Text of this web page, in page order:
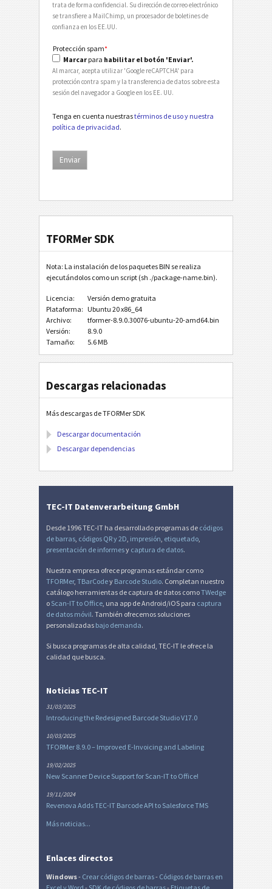
trata de forma confidencial. Su dirección de correo electrónico
se transfiere a MailChimp, un procesador de boletines de
confianza en los EE.UU.
Protección spam*
Marcar para habilitar el botón 'Enviar'.
Al marcar, acepta utilizar 'Google reCAPTCHA' para
protección contra spam y la transferencia de datos sobre esta
sesión del navegador a Google en los EE. UU.
Tenga en cuenta nuestrastérminos de uso y nuestra
política de privacidad.
TFORMer SDK
Nota: La instalación de los paquetes BIN se realiza
ejecutándolos como un script (sh ./package-name.bin).
Licencia:
Versión demo gratuita
Plataforma: Ubuntu 20 x86_64
Archivo:
tformer-8.9.0.30076-ubuntu-20-amd64.bin
Versión:
8.9.0
Tamaño:
5.6 MB
Descargas relacionadas
Más descargas de TFORMer SDK
Descargar documentación
Descargar dependencias
TEC-IT Datenverarbeitung GmbH
Desde 1996 TEC-IT ha desarrollado programas de códigos
de barras códigos QR y 2D impresión etiquetado
presentación de informesy captura de datos.
Nuestra empresa ofrece programas estándar como
TFORMer, TBarCodey Barcode Studio. Completan nuestro
catálogo herramientas de captura de datos comoTWedge
o Scan-IT to Office , una app de Android/iOS para captura
de datos móvil. También ofrecemos soluciones
personalizadas bajo demanda.
Si busca programas de alta calidad, TEC-IT le ofrece la
calidad que busca.
Noticias TEC-IT
31/03/2025
Introducing the Redesigned Barcode Studio V17.0
10/03/2025
TFORMer 8.9.0 – Improved E-Invoicing and Labeling
19/02/2025
New Scanner Device Support for Scan-IT to Office!
19/11/2024
Revenova Adds TEC-IT Barcode API to Salesforce TMS
Más noticias...
Enlaces directos
Windows- Crear códigos de barras- Códigos de barras en